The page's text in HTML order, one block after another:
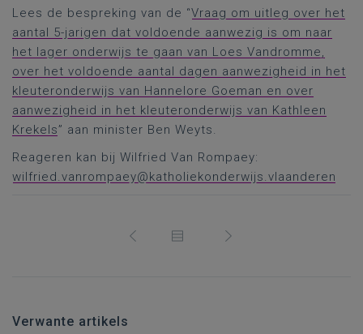
Lees de bespreking van de “Vraag om uitleg over het
aantal 5-jarigen dat voldoende aanwezig is om naar
het lager onderwijs te gaan van Loes Vandromme,
over het voldoende aantal dagen aanwezigheid in het
kleuteronderwijs van Hannelore Goeman en over
aanwezigheid in het kleuteronderwijs van Kathleen
Krekels” aan minister Ben Weyts.
Reageren kan bij Wilfried Van Rompaey:
wilfried.vanrompaey@katholiekonderwijs.vlaanderen
Verwante artikels